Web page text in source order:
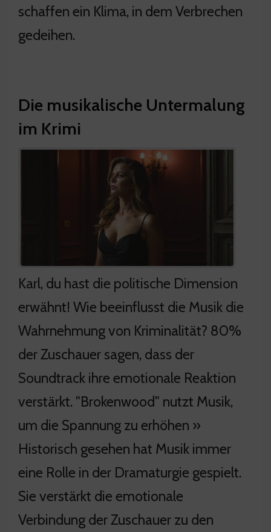
schaffen ein Klima, in dem Verbrechen
gedeihen.
Die musikalische Untermalung
im Krimi
Karl, du hast die politische Dimension
erwähnt! Wie beeinflusst die Musik die
Wahrnehmung von Kriminalität? 80%
der Zuschauer sagen, dass der
Soundtrack ihre emotionale Reaktion
verstärkt. "Brokenwood" nutzt Musik,
um die Spannung zu erhöhen »
Historisch gesehen hat Musik immer
eine Rolle in der Dramaturgie gespielt.
Sie verstärkt die emotionale
Verbindung der Zuschauer zu den